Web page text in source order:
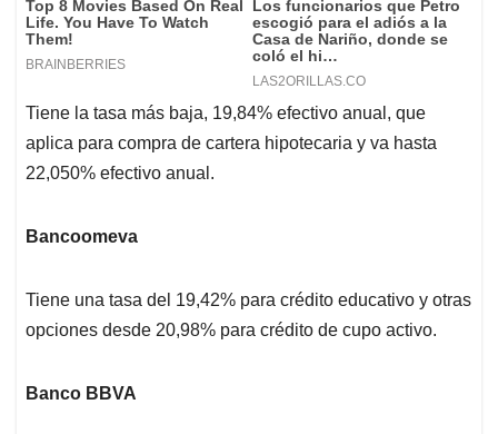
Tiene la tasa más baja, 19,84% efectivo anual, que
aplica para compra de cartera hipotecaria y va hasta
22,050% efectivo anual.
Bancoomeva
Tiene una tasa del 19,42% para crédito educativo y otras
opciones desde 20,98% para crédito de cupo activo.
Banco BBVA